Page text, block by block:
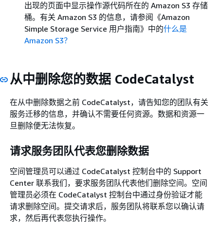
出现的页面中显示操作源代码所在的 Amazon S3 存储
桶。有关 Amazon S3 的信息，请参阅《Amazon
Simple Storage Service 用户指南》 中的什么是
Amazon S3？
从中删除您的数据 CodeCatalyst
在从中删除数据之前 CodeCatalyst，请告知您的团队有关
服务迁移的信息，并确认不需要任何资源。数据和资源一
旦删除便无法恢复。
请求服务团队代表您删除数据
空间管理员可以通过 CodeCatalyst 控制台中的 Support
Center 联系我们，要求服务团队代表他们删除空间。空间
管理员必须在 CodeCatalyst 控制台中通过身份验证才能
请求删除空间。提交请求后，服务团队将联系您以确认请
求，然后再代表您执行操作。